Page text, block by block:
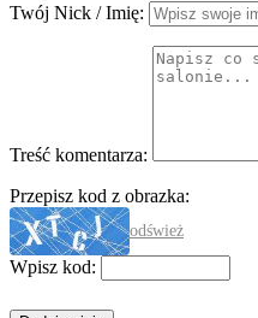
Twój Nick / Imię:
Treść komentarza:
Przepisz kod z obrazka:
odśwież
Wpisz kod: